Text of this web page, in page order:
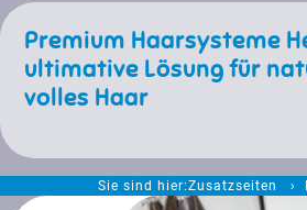
Premium Haarsysteme
ultimative Lösung für
volles Haar
Sie sind hier:Zusatzseiten